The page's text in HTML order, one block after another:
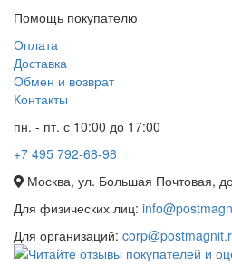
Помощь покупателю
Оплата
Доставка
Обмен и возврат
Контакты
пн. - пт. с 10:00 до 17:00
+7 495 792-68-98
Москва, ул. Большая Почтовая,
Для физических лиц:
Для организаций: